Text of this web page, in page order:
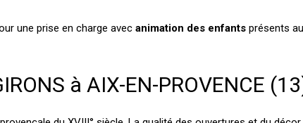
une prise en charge avec animation des enfants présents
à AIX-EN-PROVENCE